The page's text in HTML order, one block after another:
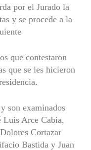
por el Jurado la
y se procede a la
que contestaron
que se les hicieron
son examinados
Luis Arce Cabia,
Cortazar
Bastida y Juan